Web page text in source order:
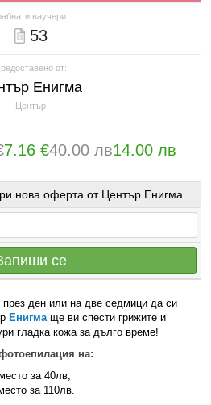
ваучери:
53
от:
Енигма
Център
7.16 €40.00 лв14.00 лв
нова оферта от Център Енигма
се
ден или на две седмици да си
Енигмаще ви спести грижите и
гладка кожа за дълго време!
на:
за 40лв;
за 110лв.